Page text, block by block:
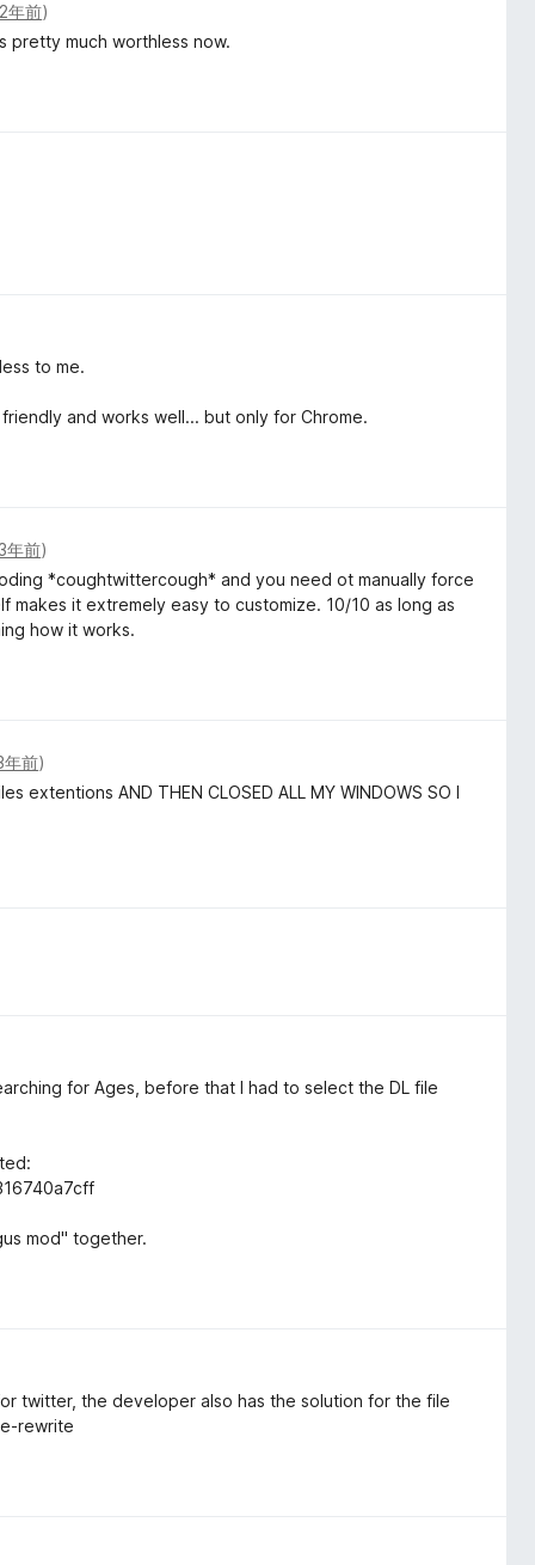
2年前)
pretty much worthless now.
to me.
and works well... but only for Chrome.
年前)
*coughtwittercough* and you need ot manually force
it extremely easy to customize. 10/10 as long as
how it works.
年前)
AND THEN CLOSED ALL MY WINDOWS SO I
for Ages, before that I had to select the DL file
mod" together.
twitter, the developer also has the solution for the file
rewrite